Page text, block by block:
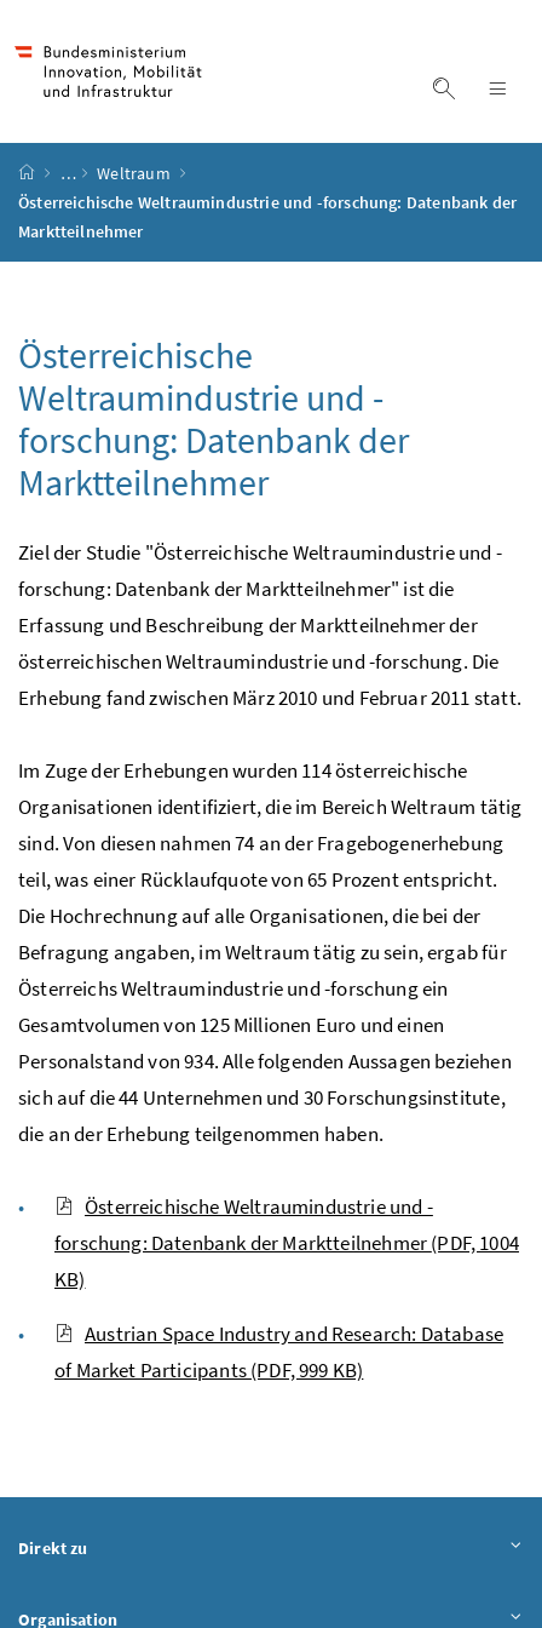
Suche
Startseite
…
Weltraum
Österreichische Weltraumindustrie und -forschung: Datenbank der
Marktteilnehmer
Österreichische
Weltraumindustrie und -
forschung: Datenbank der
Marktteilnehmer
Ziel der Studie "Österreichische Weltraumindustrie und -
forschung: Datenbank der Marktteilnehmer" ist die
Erfassung und Beschreibung der Marktteilnehmer der
österreichischen Weltraumindustrie und -forschung. Die
Erhebung fand zwischen März 2010 und Februar 2011 statt.
Im Zuge der Erhebungen wurden 114 österreichische
Organisationen identifiziert, die im Bereich Weltraum tätig
sind. Von diesen nahmen 74 an der Fragebogenerhebung
teil, was einer Rücklaufquote von 65 Prozent entspricht.
Die Hochrechnung auf alle Organisationen, die bei der
Befragung angaben, im Weltraum tätig zu sein, ergab für
Österreichs Weltraumindustrie und -forschung ein
Gesamtvolumen von 125 Millionen Euro und einen
Personalstand von 934. Alle folgenden Aussagen beziehen
sich auf die 44 Unternehmen und 30 Forschungsinstitute,
die an der Erhebung teilgenommen haben.
Österreichische Weltraumindustrie und -
forschung: Datenbank der Marktteilnehmer(PDF, 1004
KB)
Austrian Space Industry and Research: Database
of Market Participants(PDF, 999 KB)
Direkt zu
Organisation